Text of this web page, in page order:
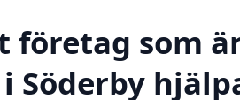
företag som
Söderby